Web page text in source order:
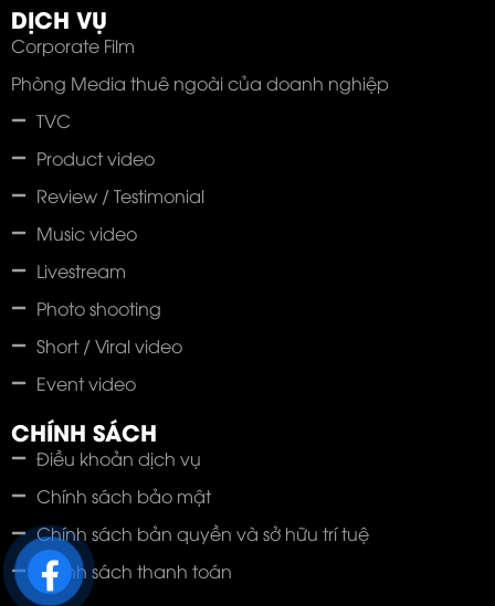
DỊCH VỤ
Corporate Film
Phòng Media thuê ngoài của doanh nghiệp
TVC
Product video
Review / Testimonial
Music video
Livestream
Photo shooting
Short / Viral video
Event video
CHÍNH SÁCH
Điều khoản dịch vụ
Chính sách bảo mật
Chính sách bản quyền và sở hữu trí tuệ
Chính sách thanh toán